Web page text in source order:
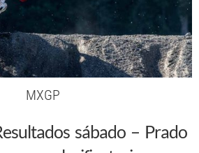
MXGP
sábado – Prado